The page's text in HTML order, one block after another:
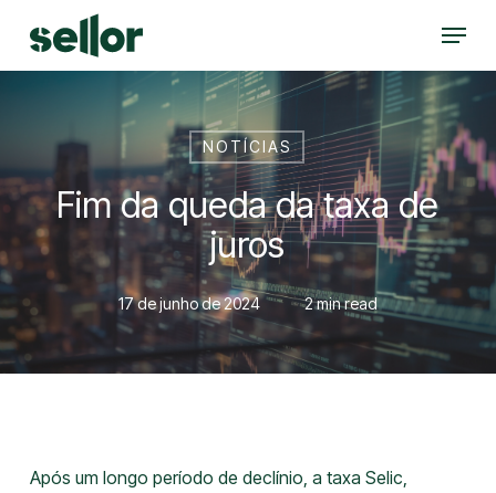
main
Menu
NOTÍCIAS
Fim da queda da taxa de
juros
17 de junho de 2024 2 min read
Após um longo período de declínio, a taxa Selic,
Close
Menu